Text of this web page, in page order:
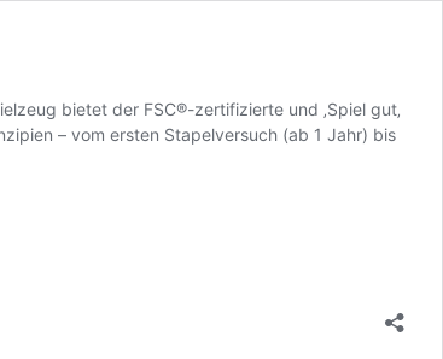
bietet der FSC®-zertifizierte und ‚Spiel gut‚
– vom ersten Stapelversuch (ab 1 Jahr) bis